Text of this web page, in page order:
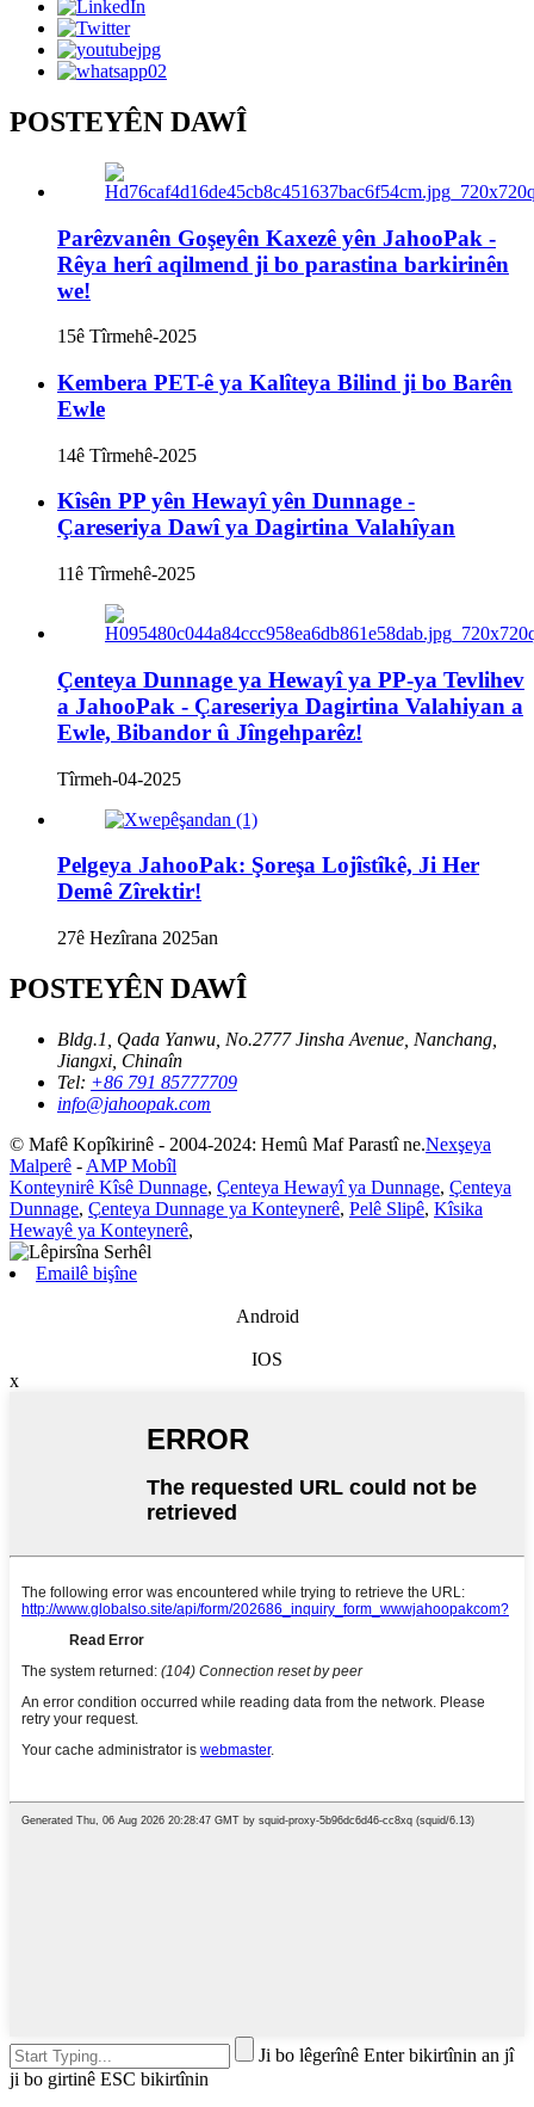
POSTEYÊN DAWÎ
Parêzvanên Goşeyên Kaxezê yên JahooPak -
Rêya herî aqilmend ji bo parastina barkirinên
we!
15ê Tîrmehê-2025
Kembera PET-ê ya Kalîteya Bilind ji bo Barên
Ewle
14ê Tîrmehê-2025
Kîsên PP yên Hewayî yên Dunnage -
Çareseriya Dawî ya Dagirtina Valahîyan
11ê Tîrmehê-2025
Çenteya Dunnage ya Hewayî ya PP-ya Tevlihev
a JahooPak - Çareseriya Dagirtina Valahiyan a
Ewle, Bibandor û Jîngehparêz!
Tîrmeh-04-2025
Pelgeya JahooPak: Şoreşa Lojîstîkê, Ji Her
Demê Zîrektir!
27ê Hezîrana 2025an
POSTEYÊN DAWÎ
Bldg.1, Qada Yanwu, No.2777 Jinsha Avenue, Nanchang,
Jiangxi, Chinaîn
Tel: +86 791 85777709
info@jahoopak.com
© Mafê Kopîkirinê - 2004-2024: Hemû Maf Parastî ne.Nexşeya
Malperê - AMP Mobîl
Konteynirê Kîsê Dunnage, Çenteya Hewayî ya Dunnage, Çenteya
Dunnage, Çenteya Dunnage ya Konteynerê, Pelê Slipê, Kîsika
Hewayê ya Konteynerê,
Emailê bişîne
Android
IOS
x
Ji bo lêgerînê Enter bikirtînin an jî
ji bo girtinê ESC bikirtînin